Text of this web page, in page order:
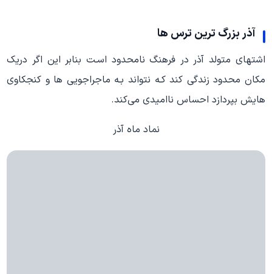
آذر بزرگ ترین ترس ها
اشتهای متولد آذر در فرهنگ نامحدود اسـت بنابر این اگر دریک
مکان محدود زندگی کند کـه نتواند بـه ماجراجویی ها و کنجکاوی
هایش بپردازد احساس ناامیدی می‌کند.
نماد ماه آذر